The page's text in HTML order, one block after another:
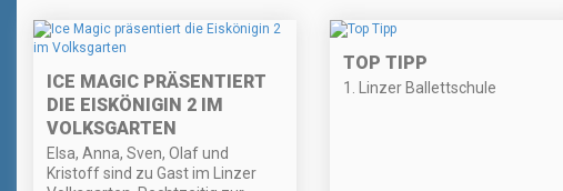
ICE MAGIC PRÄSENTIERT
DIE EISKÖNIGIN 2 IM
VOLKSGARTEN
Elsa, Anna, Sven, Olaf und
Kristoff sind zu Gast im Linzer
TOP TIPP
1. Linzer Ballettschule